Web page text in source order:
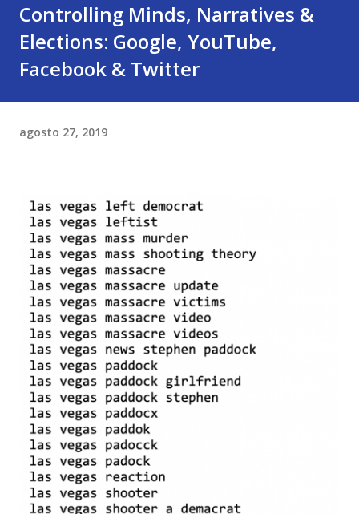
Controlling Minds, Narratives &
Elections: Google, YouTube,
Facebook & Twitter
agosto 27, 2019